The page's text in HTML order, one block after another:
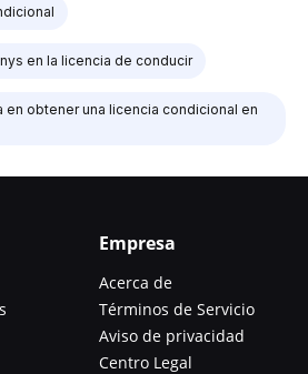
en la licencia de conducir
en obtener una licencia condicional en
Empresa
Acerca de
Términos de Servicio
Aviso de privacidad
Centro Legal